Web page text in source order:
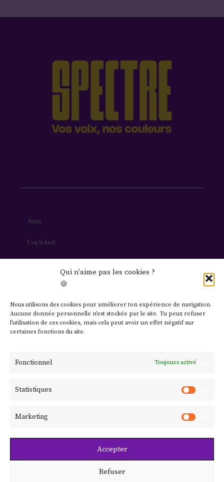
Qui n'aime pas les cookies ?
🍪
Nous utilisons des cookies pour améliorer ton expérience de navigation.
Aucune donnée personnelle n'est stockée par le site. Tu peux refuser
l'utilisation de ces cookies, mais cela peut avoir un effet négatif sur
certaines fonctions du site.
Fonctionnel Toujours activé
Statistiques
Marketing
Accepter
Refuser
Actus
Coq la kwir
Contact
Mentions légales